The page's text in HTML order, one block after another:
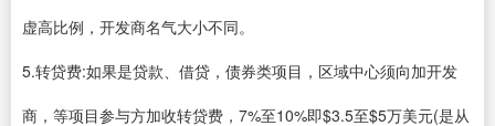
虚高比例，开发商名气大小不同。
5.转贷费:如果是贷款、借贷，债券类项目，区域中心须向加开发
商，等项目参与方加收转贷费，7%至10%即$3.5至$5万美元(是从